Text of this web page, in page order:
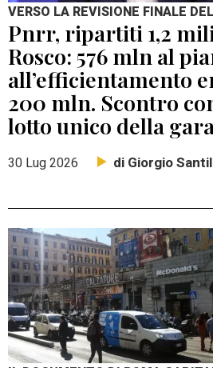
VERSO LA REVISIONE FINALE
Pnrr, ripartiti 1,2
Rosco: 576 mln al
all’efficientamento
200 mln. Scontro
lotto unico della
30 Lug 2026 di Giorgio